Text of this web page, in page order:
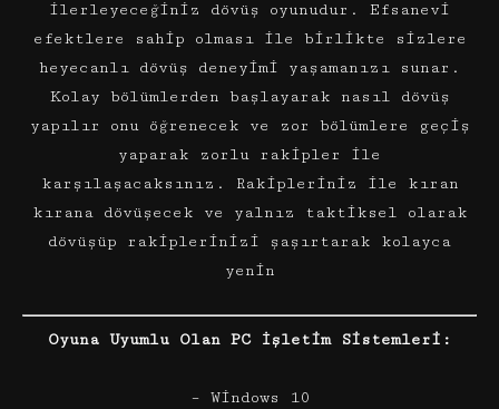
ilerleyeceğiniz dövüş oyunudur. Efsanevi
efektlere sahip olması ile birlikte sizlere
heyecanlı dövüş deneyimi yaşamanızı sunar.
Kolay bölümlerden başlayarak nasıl dövüş
yapılır onu öğrenecek ve zor bölümlere geçiş
yaparak zorlu rakipler ile
karşılaşacaksınız. Rakipleriniz ile kıran
kırana dövüşecek ve yalnız taktiksel olarak
dövüşüp rakiplerinizi şaşırtarak kolayca
yenin
Oyuna Uyumlu Olan PC İşletim Sistemleri:
– Windows 10